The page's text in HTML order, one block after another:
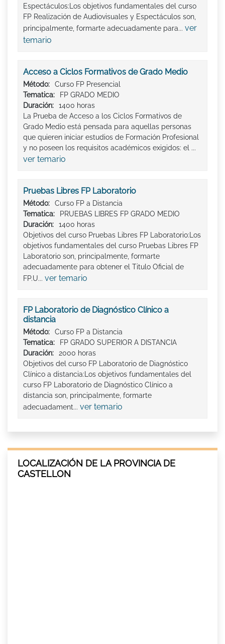
Espectáculos:Los objetivos fundamentales del curso
FP Realización de Audiovisuales y Espectáculos son,
principalmente, formarte adecuadamente para... ver
temario
Acceso a Ciclos Formativos de Grado Medio
Método:
Curso FP Presencial
Tematica:
FP GRADO MEDIO
Duración:
1400 horas
La Prueba de Acceso a los Ciclos Formativos de
Grado Medio está pensada para aquellas personas
que quieren iniciar estudios de Formación Profesional
y no poseen los requisitos académicos exigidos: el ...
ver temario
Pruebas Libres FP Laboratorio
Método:
Curso FP a Distancia
Tematica:
PRUEBAS LIBRES FP GRADO MEDIO
Duración:
1400 horas
Objetivos del curso Pruebas Libres FP Laboratorio:Los
objetivos fundamentales del curso Pruebas Libres FP
Laboratorio son, principalmente, formarte
adecuadamente para obtener el Titulo Oficial de
FP.U... ver temario
FP Laboratorio de Diagnóstico Clínico a
distancia
Método:
Curso FP a Distancia
Tematica:
FP GRADO SUPERIOR A DISTANCIA
Duración:
2000 horas
Objetivos del curso FP Laboratorio de Diagnóstico
Clínico a distancia:Los objetivos fundamentales del
curso FP Laboratorio de Diagnóstico Clínico a
distancia son, principalmente, formarte
adecuadament... ver temario
LOCALIZACIÓN DE LA PROVINCIA DE
CASTELLON